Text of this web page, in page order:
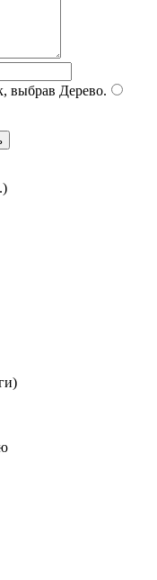
выбрав Дерево.